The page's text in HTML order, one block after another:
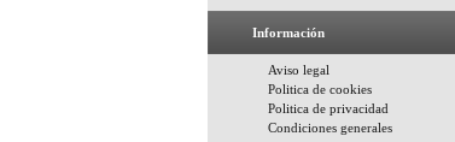
Información
Aviso legal
Politica de cookies
Politica de privacidad
Condiciones generales